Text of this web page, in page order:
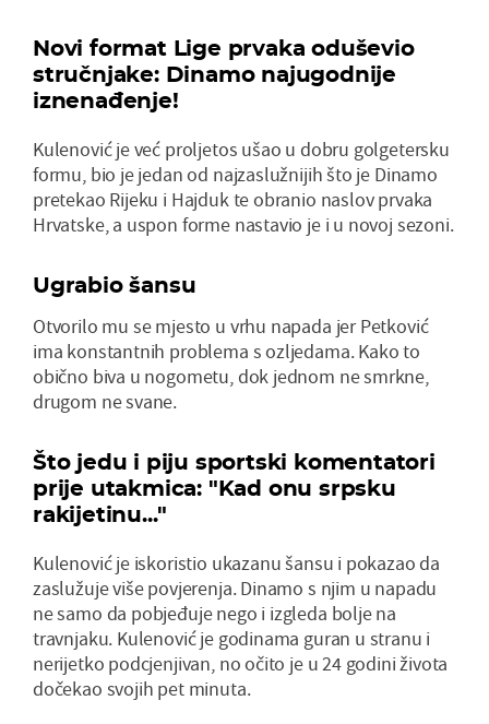
Novi format Lige prvaka oduševio
stručnjake: Dinamo najugodnije
iznenađenje!
Kulenović je već proljetos ušao u dobru golgetersku
formu, bio je jedan od najzaslužnijih što je Dinamo
pretekao Rijeku i Hajduk te obranio naslov prvaka
Hrvatske, a uspon forme nastavio je i u novoj sezoni.
Ugrabio šansu
Otvorilo mu se mjesto u vrhu napada jer Petković
ima konstantnih problema s ozljedama. Kako to
obično biva u nogometu, dok jednom ne smrkne,
drugom ne svane.
Što jedu i piju sportski komentatori
prije utakmica: "Kad onu srpsku
rakijetinu..."
Kulenović je iskoristio ukazanu šansu i pokazao da
zaslužuje više povjerenja. Dinamo s njim u napadu
ne samo da pobjeđuje nego i izgleda bolje na
travnjaku. Kulenović je godinama guran u stranu i
nerijetko podcjenjivan, no očito je u 24 godini života
dočekao svojih pet minuta.